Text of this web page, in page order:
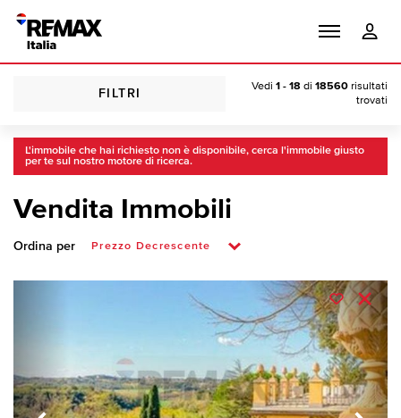
FILTRI
Vedi 1 - 18 di 18560 risultati
trovati
L'immobile che hai richiesto non è disponibile, cerca l'immobile giusto
per te sul nostro motore di ricerca.
Vendita Immobili
Ordina per